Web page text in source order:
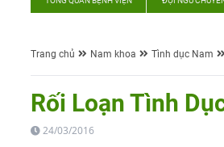
Trang chủ Nam khoa Tình dục Nam
Rối Loạn Tình
24/03/2016